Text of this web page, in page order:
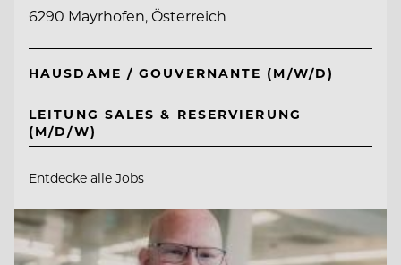
6290 Mayrhofen, Österreich
HAUSDAME / GOUVERNANTE (M/W/D)
LEITUNG SALES & RESERVIERUNG
(M/D/W)
Entdecke alle Jobs